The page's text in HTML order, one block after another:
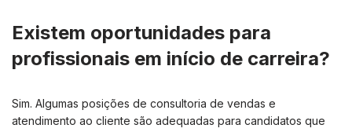
Existem oportunidades para
profissionais em início de carreira?
Sim. Algumas posições de consultoria de vendas e
atendimento ao cliente são adequadas para candidatos que